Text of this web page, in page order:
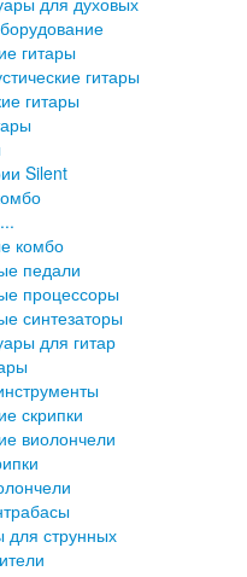
гитары
гитары
гитары
Silent
комбо
педали
процессоры
синтезаторы
для гитар
скрипки
виолончели
для струнных